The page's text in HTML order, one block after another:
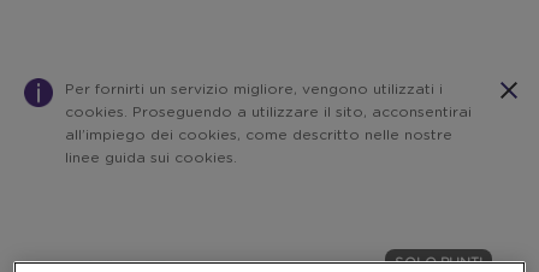
Per fornirti un servizio migliore, vengono utilizzati i
cookies. Proseguendo a utilizzare il sito, acconsentirai
all’impiego dei cookies, come descritto nelle nostre
linee guida sui cookies.
salvata
SOLO PUNTI